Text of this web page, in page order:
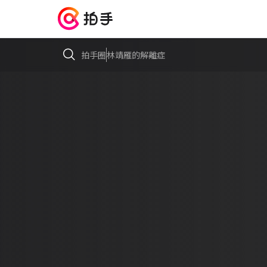
拍手圈林靖雁的解離症